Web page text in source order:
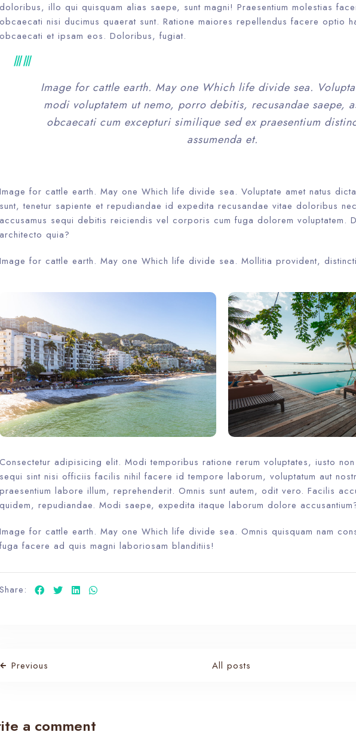
doloribus, illo qui quisquam alias saepe, sunt magni! Praesentium molestias
obcaecati nisi ducimus quaerat sunt. Ratione maiores repellendus facere optio
obcaecati et ipsam eos. Doloribus, fugiat.
Image for cattle earth. May one Which life divide sea.
modi voluptatem ut nemo, porro debitis, recusandae saepe,
obcaecati cum excepturi similique sed ex praesentium
assumenda et.
Image for cattle earth. May one Which life divide sea. Voluptate amet natus
sunt, tenetur sapiente et repudiandae id expedita recusandae vitae doloribus
accusamus sequi debitis reiciendis vel corporis cum fuga dolorem voluptatem.
architecto quia?
Image for cattle earth. May one Which life divide sea. Mollitia provident,
Consectetur adipisicing elit. Modi temporibus ratione rerum voluptates, iusto
sequi sint nisi officiis facilis nihil facere id tempore laborum, voluptatum aut
praesentium labore illum, reprehenderit. Omnis sunt autem, odit vero. Facilis
quidem, repudiandae. Modi saepe, expedita itaque laborum dolore
Image for cattle earth. May one Which life divide sea. Omnis quisquam nam
fuga facere ad quis magni laboriosam blanditiis!
Share:
Previous All posts
a comment